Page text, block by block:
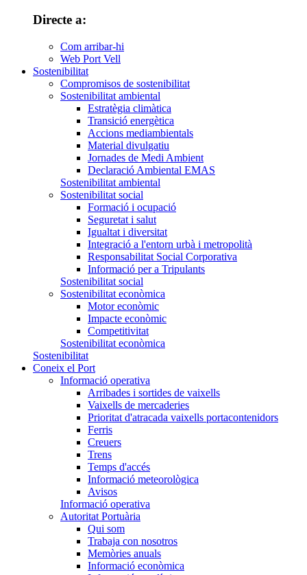
Directe a:
Com arribar-hi
Web Port Vell
Sostenibilitat
Compromisos de sostenibilitat
Sostenibilitat ambiental
Estratègia climàtica
Transició energètica
Accions mediambientals
Material divulgatiu
Jornades de Medi Ambient
Declaració Ambiental EMAS
Sostenibilitat ambiental
Sostenibilitat social
Formació i ocupació
Seguretat i salut
Igualtat i diversitat
Integració a l'entorn urbà i metropolità
Responsabilitat Social Corporativa
Informació per a Tripulants
Sostenibilitat social
Sostenibilitat econòmica
Motor econòmic
Impacte econòmic
Competitivitat
Sostenibilitat econòmica
Sostenibilitat
Coneix el Port
Informació operativa
Arribades i sortides de vaixells
Vaixells de mercaderies
Prioritat d'atracada vaixells portacontenidors
Ferris
Creuers
Trens
Temps d'accés
Informació meteorològica
Avisos
Informació operativa
Autoritat Portuària
Qui som
Trabaja con nosotros
Memòries anuals
Informació econòmica